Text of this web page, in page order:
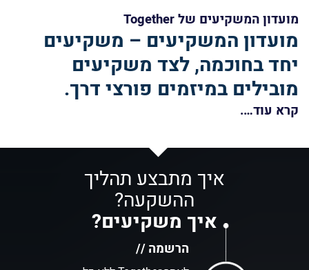
מועדון המשקיעים של Together
מועדון המשקיעים – משקיעים
יחד בחוכמה, לצד משקיעים
מובילים במיזמים פורצי דרך.
קרא עוד….
איך מתבצע תהליך
ההשקעה?
איך משקיעים?
הרשמה //